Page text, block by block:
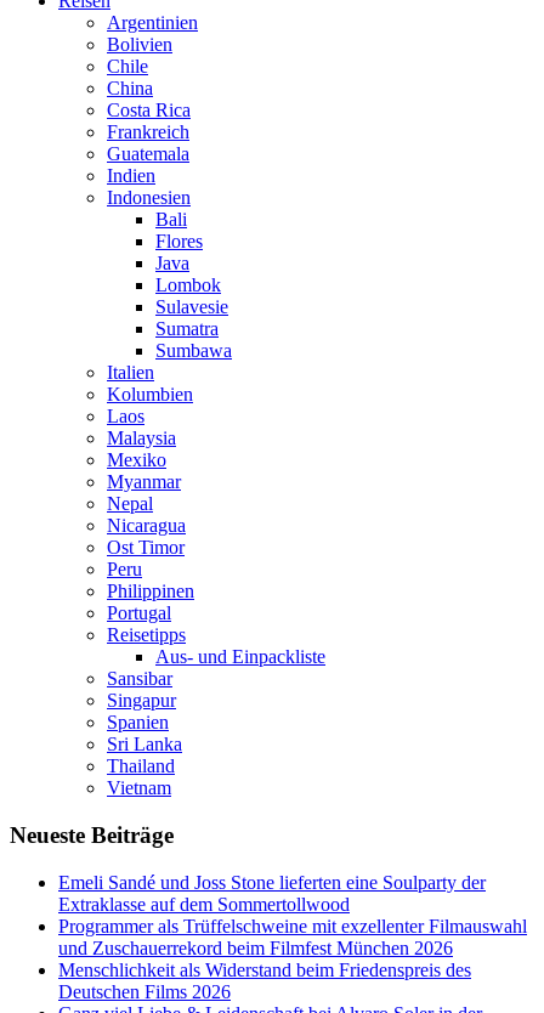
Argentinien
Bolivien
Chile
China
Costa Rica
Frankreich
Guatemala
Indien
Indonesien
Bali
Flores
Java
Lombok
Sulavesie
Sumatra
Sumbawa
Italien
Kolumbien
Laos
Malaysia
Mexiko
Myanmar
Nepal
Nicaragua
Ost Timor
Peru
Philippinen
Portugal
Reisetipps
Aus- und Einpackliste
Sansibar
Singapur
Spanien
Sri Lanka
Thailand
Vietnam
Neueste Beiträge
Emeli Sandé und Joss Stone lieferten eine Soulparty der
Extraklasse auf dem Sommertollwood
Programmer als Trüffelschweine mit exzellenter Filmauswahl
und Zuschauerrekord beim Filmfest München 2026
Menschlichkeit als Widerstand beim Friedenspreis des
Deutschen Films 2026